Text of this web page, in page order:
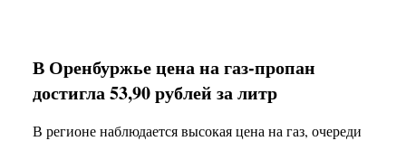
В Оренбуржье цена на газ-пропан
достигла 53,90 рублей за литр
В регионе наблюдается высокая цена на газ, очереди